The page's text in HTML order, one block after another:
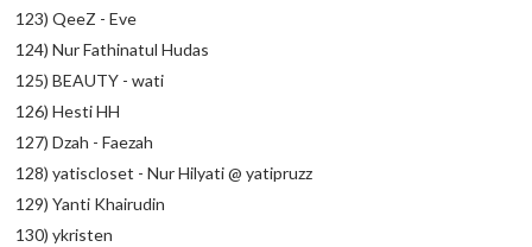
123) QeeZ - Eve
124) Nur Fathinatul Hudas
125) BEAUTY - wati
126) Hesti HH
127) Dzah - Faezah
128) yatiscloset - Nur Hilyati @ yatipruzz
129) Yanti Khairudin
130) ykristen